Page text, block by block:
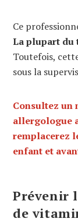
Ce
La plupart du
Toutefois,
sous la
Consultez un
allergologue
remplacerez
enfant et
Prévenir
de